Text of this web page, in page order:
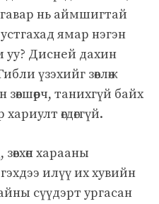
нь аймшигтай
ямар нэгэн
уу? Дисней дахин
үзэхийг зөвлөж
танихгүй байх
өгдөггүй.
харааны
илүү их хувийн
сүүдэрт ургасан